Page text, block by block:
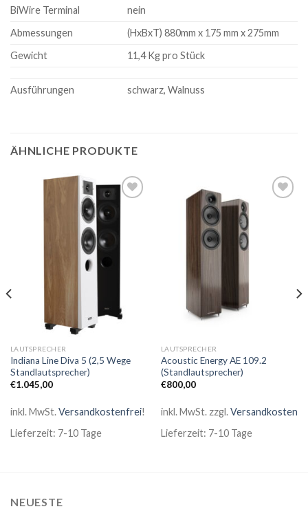
BiWire Terminal
nein
Abmessungen
(HxBxT) 880mm x 175 mm x 275mm
Gewicht
11,4 Kg pro Stück
Ausführungen schwarz, Walnuss
ÄHNLICHE PRODUKTE
Wunschliste
LAUTSPRECHER
Indiana Line Diva 5 (2,5 Wege
Standlautsprecher)
€1.045,00
inkl. MwSt.Versandkostenfrei!
Lieferzeit: 7-10 Tage
Wunschliste
LAUTSPRECHER
Acoustic Energy AE 109.2
(Standlautsprecher)
€800,00
inkl. MwSt. zzgl.Versandkosten
Lieferzeit: 7-10 Tage
NEUESTE